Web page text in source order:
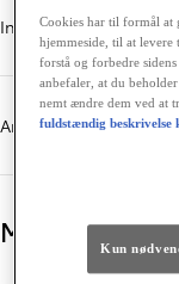
Indvendig længde
Antal sæder
Motor
Cookies har til formål at
hjemmeside, til at
forstå og forbedre
anbefaler, at du
nemt ændre dem ved at
fuldstændig beskrivelse
Kun